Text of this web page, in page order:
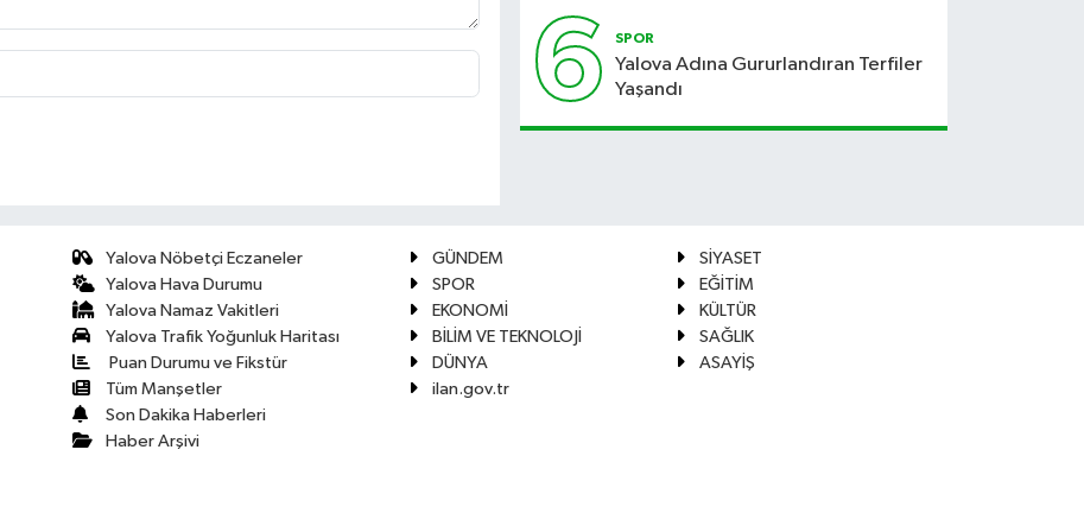
6 SPOR
Yalova Adına Gururlandıran Terfiler
Yaşandı
Yalova Nöbetçi Eczaneler
Yalova Hava Durumu
Yalova Namaz Vakitleri
Yalova Trafik Yoğunluk Haritası
Puan Durumu ve Fikstür
Tüm Manşetler
Son Dakika Haberleri
Haber Arşivi
GÜNDEM
SİYASET
SPOR
EĞİTİM
EKONOMİ
KÜLTÜR
BİLİM VE TEKNOLOJİ
SAĞLIK
DÜNYA
ASAYİŞ
ilan.gov.tr